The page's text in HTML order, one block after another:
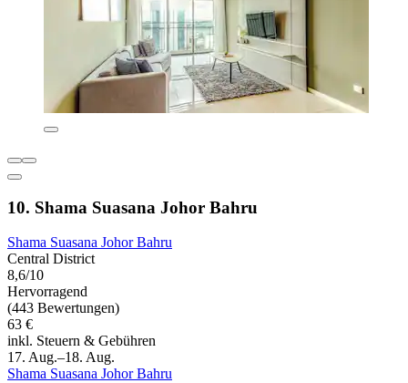
10. Shama Suasana Johor Bahru
Shama Suasana Johor Bahru
Central District
8,6/10
Hervorragend
(443 Bewertungen)
63 €
inkl. Steuern & Gebühren
17. Aug.–18. Aug.
Shama Suasana Johor Bahru